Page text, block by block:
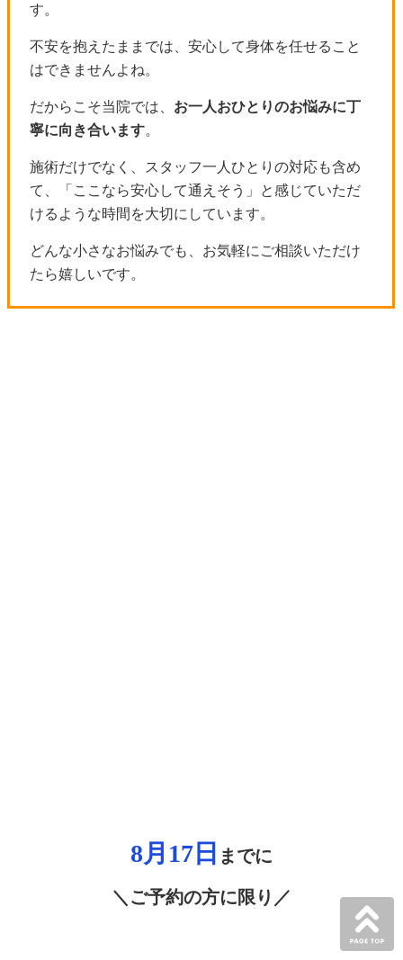
す。
不安を抱えたままでは、安心して身体を任せること
はできませんよね。
だからこそ当院では、 お一人おひとりのお悩みに丁
寧に向き合います。
施術だけでなく、スタッフ一人ひとりの対応も含め
て、「ここなら安心して通えそう」と感じていただ
けるような時間を大切にしています。
どんな小さなお悩みでも、お気軽にご相談いただけ
たら嬉しいです。
8月17 日 までに
＼ご予約の方に限り／